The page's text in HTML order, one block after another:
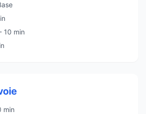
10 min
min